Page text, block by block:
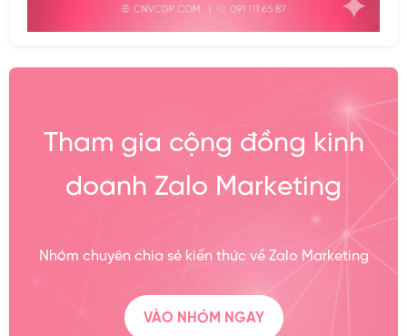
Tham gia cộng đồng kinh
doanh Zalo Marketing
Nhóm chuyên chia sẻ kiến thức về Zalo Marketing
VÀO NHÓM NGAY